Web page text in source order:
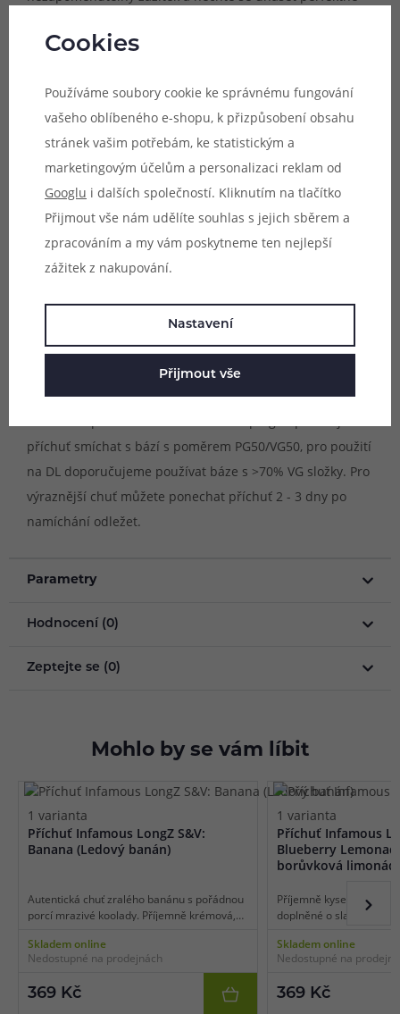
každém aromatu LongZ.
Příchutě Infamous LongZ pochází z Chorvatska a byly
navrženy předními vapery, kteří se s vámi nyní podělí o
tento mimořádný chuťový zážitek. Všechny příchutě
prochází přísnými výstupními kontrolami pro uvedení na
trh a jsou mnohokrát testovány, aby bylo dosaženo
skutečně jedinečně vyladěné chuti každé příchutě z této
okouzlující řady. Příchutě Infamous LongZ jsou dodávány
ve velkých 60 ml lahvičkách, ve kterých se nachází příchuť
Postup přípravy e-liquidu Infamous LongZ S&V:Do 60 ml
lahvičky s příchutí dolijte bázi. Lahvičku důkladně
protřepejte. Poté můžete ihned vapovat díky systému
příchuť smíchat s bází s poměrem PG50/VG50, pro použití
na DL doporučujeme používat báze s >70% VG složky. Pro
výraznější chuť můžete ponechat příchuť 2 - 3 dny po
namíchání odležet.
Parametry
Hodnocení (0)
Zeptejte se (0)
Mohlo by se vám líbit
1 varianta
Příchuť Infamous LongZ S&V:
Banana (Ledový banán)
Autentická chuť zralého banánu s pořádnou
porcí mrazivé koolady. Příjemně krémová,
dokáže srazit do kolen. Pro milovníky
banánu rozhodně to pravé.
Skladem online
Nedostupné na prodejnách
369 Kč
1 varianta
Příchuť Infamous
Blueberry
borůvková
Příjemně kyselkavá
doplněné o sladké
spojení osvěžujících
jakoukoliv příležitost.
Skladem online
Nedostupné na
369 Kč
Cookies
Používáme soubory cookie ke správnému fungování
vašeho oblíbeného e-shopu, k přizpůsobení obsahu
stránek vašim potřebám, ke statistickým a
marketingovým účelům a personalizaci reklam od
Googlu i dalších společností. Kliknutím na tlačítko
Přijmout vše nám udělíte souhlas s jejich sběrem a
zpracováním a my vám poskytneme ten nejlepší
zážitek z nakupování.
Nastavení
Přijmout vše